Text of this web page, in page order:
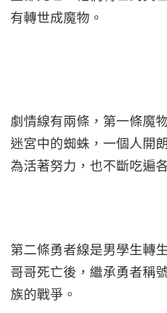
有轉世成魔物。
劇情線有兩條，第一條魔
迷宮中的蜘蛛，一個人開
為活著努力，也不斷吃遍
第二條勇者線是男學生轉
哥哥死亡後，繼承勇者稱
族的戰爭。